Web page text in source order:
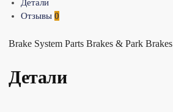
Детали
Отзывы 0
Brake System Parts Brakes & Park Brakes
Детали